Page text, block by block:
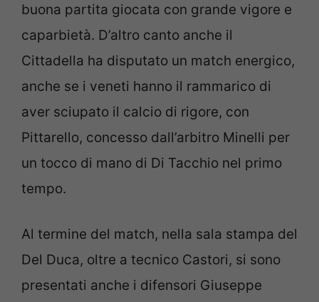
buona partita giocata con grande vigore e
caparbietà. D’altro canto anche il
Cittadella ha disputato un match energico,
anche se i veneti hanno il rammarico di
aver sciupato il calcio di rigore, con
Pittarello, concesso dall’arbitro Minelli per
un tocco di mano di Di Tacchio nel primo
tempo.
Al termine del match, nella sala stampa del
Del Duca, oltre a tecnico Castori, si sono
presentati anche i difensori Giuseppe